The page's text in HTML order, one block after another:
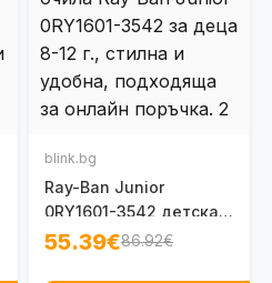
blink.bg
Ray-Ban Junior
0RY1601-3542 детска
рамка за очила 8-12 г.
55.39€86.92€